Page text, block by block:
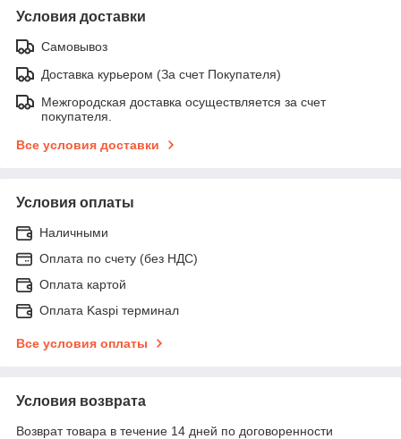
Условия доставки
Самовывоз
Доставка курьером (За счет Покупателя)
Межгородская доставка осуществляется за счет
покупателя.
Все условия доставки
Условия оплаты
Наличными
Оплата по счету (без НДС)
Оплата картой
Оплата Kaspi терминал
Все условия оплаты
Условия возврата
Возврат товара в течение 14 дней по договоренности